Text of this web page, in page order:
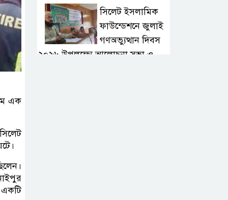
এক
একটি
সিলেট ইসলামিক
ফাউন্ডেশনে জুলাই
গণঅভ্যুত্থান দিবস
২০২৬ উপলক্ষ্যে আলোচনা সভা ও